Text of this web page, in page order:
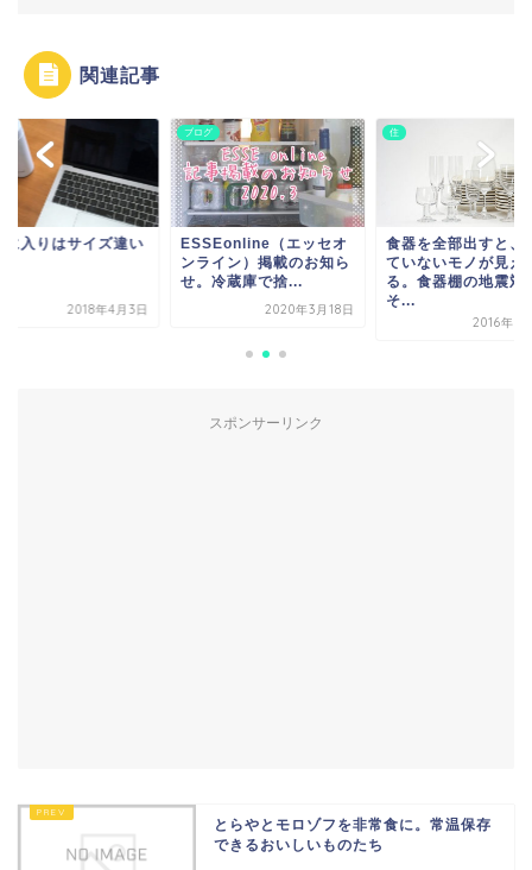
関連記事
に入りはサイズ違い
2018年4月3日
ブログ
ESSEonline（エッセオ
ンライン）掲載のお知ら
せ。冷蔵庫で捨...
2020年3月18日
住
食器を全部出すと、
ていないモノが見え
る。食器棚の地震対
そ...
2016年5
スポンサーリンク
とらやとモロゾフを非常食に。常温保存
できるおいしいものたち